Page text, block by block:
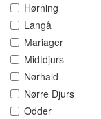
Hørning
Langå
Mariager
Midtdjurs
Nørhald
Nørre Djurs
Odder